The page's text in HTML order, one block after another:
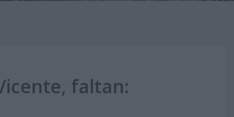
faltan: